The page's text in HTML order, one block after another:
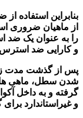
بنابراین استفاده
از ماهیان ضروری
را به عنوان یک ضد
و کارایی ضد
شدن سطل، ماهی
گرفته و به داخل
و غیراستاندارد